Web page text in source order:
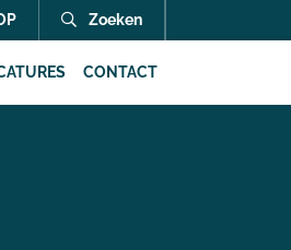
Zoeken
CONTACT